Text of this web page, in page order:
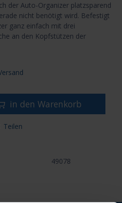
der Auto-Organizer platzsparend
nicht benötigt wird. Befestigt
ganz einfach mit drei
an den Kopfstützen der
in den Warenkorb
Teilen
49078